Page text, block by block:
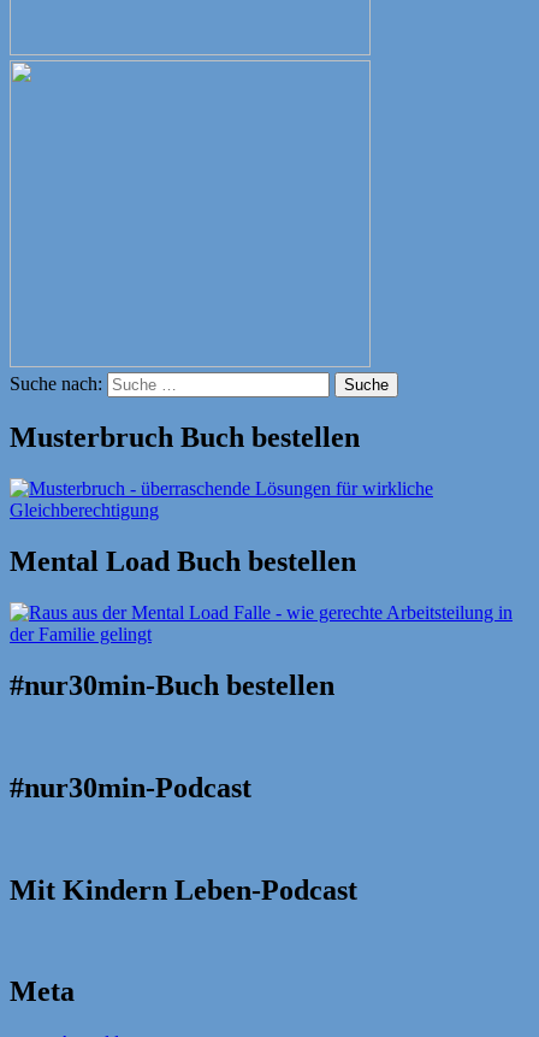
Suche nach: Suche
Musterbruch Buch bestellen
Mental Load Buch bestellen
#nur30min-Buch bestellen
#nur30min-Podcast
Mit Kindern Leben-Podcast
Meta